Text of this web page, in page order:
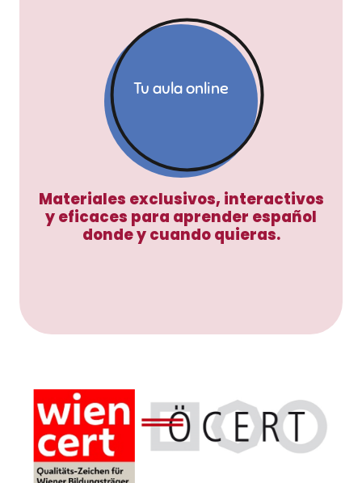
Tu aula online
Materiales exclusivos, interactivos
y eficaces para aprender español
donde y cuando quieras.